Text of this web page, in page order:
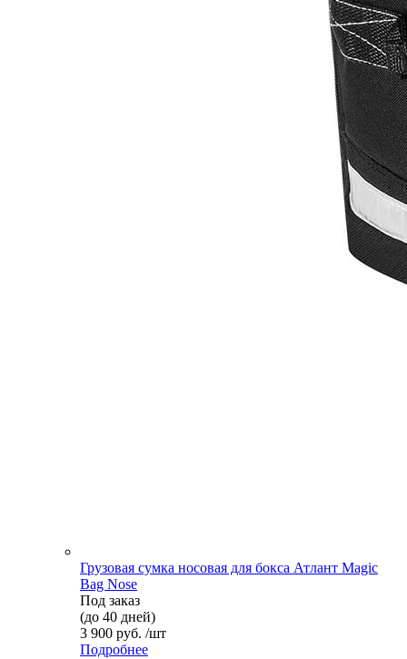
Грузовая сумка носовая для бокса Атлант Magic
Bag Nose
Под заказ
(до 40 дней)
3 900 руб. /шт
Подробнее